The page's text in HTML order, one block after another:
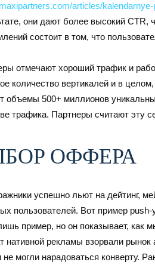
articles/
они дают более высокий
состоит в том, что
отмечают хороший трафик и
количество вертикалей и в
объемы 500+ миллионов
трафика. Партнеры считают эту
ОФФЕРА
успешно льют на дейтинг,
пользователей. Вот пример
пример, но он показывает, как
нативной рекламы взорвали рынок
могли нарадоваться конверту.